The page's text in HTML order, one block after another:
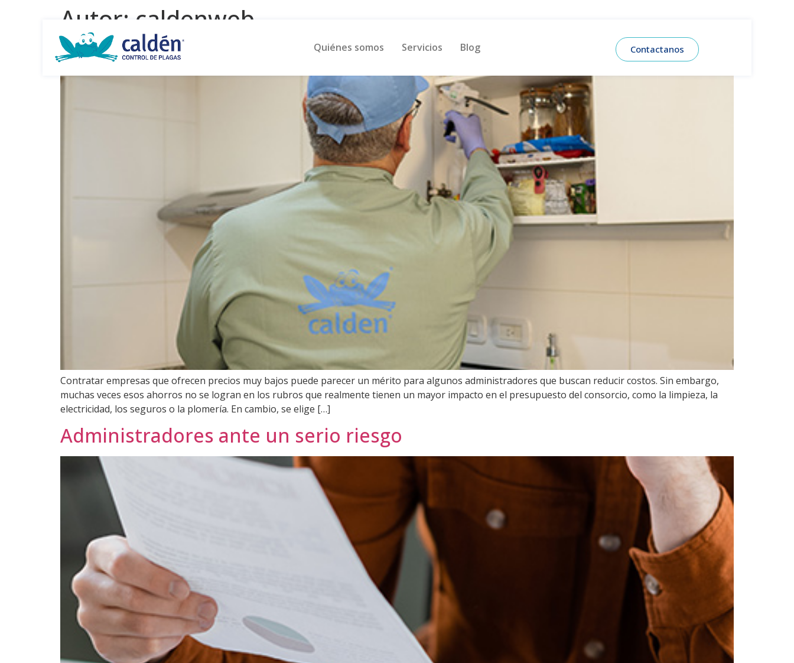
Quiénes somos Servicios Blog Contactanos
Autor: caldenweb
Sistema de Trabajo más seguro del mercado
Contratar empresas que ofrecen precios muy bajos puede parecer un mérito para algunos administradores que buscan reducir costos. Sin embargo,
muchas veces esos ahorros no se logran en los rubros que realmente tienen un mayor impacto en el presupuesto del consorcio, como la limpieza, la
electricidad, los seguros o la plomería. En cambio, se elige […]
Administradores ante un serio riesgo